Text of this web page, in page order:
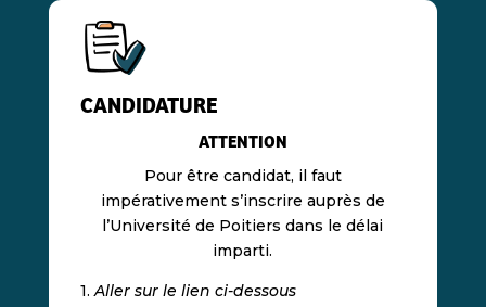
CANDIDATURE
ATTENTION
Pour être candidat, il faut
impérativement s’inscrire auprès de
l’Université de Poitiers dans le délai
imparti.
1. Aller sur le lien ci-dessous